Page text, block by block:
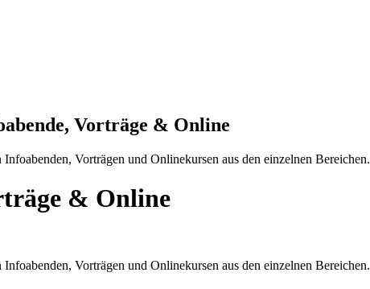
Vorträge & Online
Vorträgen und Onlinekursen aus den einzelnen Bereichen.
& Online
Vorträgen und Onlinekursen aus den einzelnen Bereichen.